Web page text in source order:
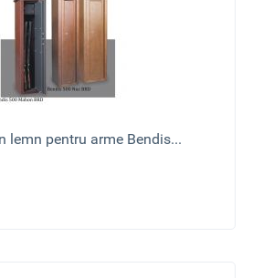
lemn pentru arme Bendis...